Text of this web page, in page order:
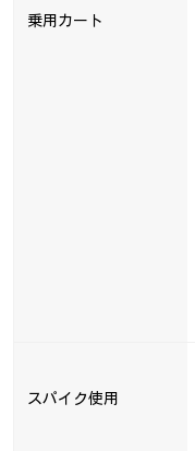
乗用カート
スパイク使用